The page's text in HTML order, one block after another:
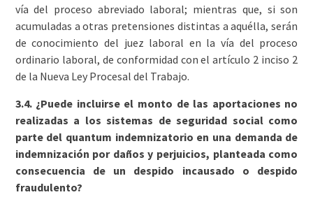
vía del proceso abreviado laboral; mientras que, si son
acumuladas a otras pretensiones distintas a aquélla, serán
de conocimiento del juez laboral en la vía del proceso
ordinario laboral, de conformidad con el artículo 2 inciso 2
de la Nueva Ley Procesal del Trabajo.
3.4. ¿Puede incluirse el monto de las aportaciones no
realizadas a los sistemas de seguridad social como
parte del quantum indemnizatorio en una demanda de
indemnización por daños y perjuicios, planteada como
consecuencia de un despido incausado o despido
fraudulento?